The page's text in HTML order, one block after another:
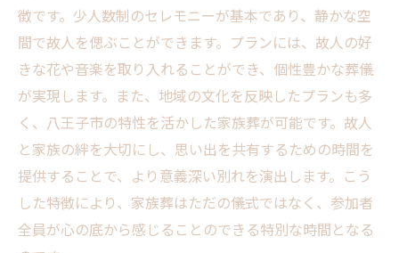
徴です。少人数制のセレモニーが基本であり、静かな空
間で故人を偲ぶことができます。プランには、故人の好
きな花や音楽を取り入れることができ、個性豊かな葬儀
が実現します。また、地域の文化を反映したプランも多
く、八王子市の特性を活かした家族葬が可能です。故人
と家族の絆を大切にし、思い出を共有するための時間を
提供することで、より意義深い別れを演出します。こう
した特徴により、家族葬はただの儀式ではなく、参加者
全員が心の底から感じることのできる特別な時間となる